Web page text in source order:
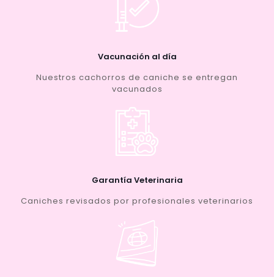
Vacunación al día
Nuestros cachorros de caniche se entregan
vacunados
Garantía Veterinaria
Caniches revisados por profesionales veterinarios